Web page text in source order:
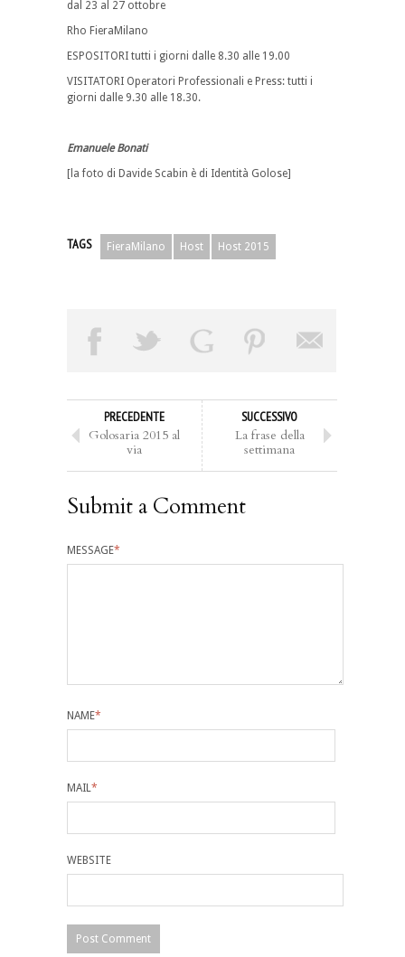
dal 23 al 27 ottobre
Rho FieraMilano
ESPOSITORI tutti i giorni dalle 8.30 alle 19.00
VISITATORI Operatori Professionali e Press: tutti i
giorni dalle 9.30 alle 18.30.
Emanuele Bonati
[la foto di Davide Scabin è di Identità Golose]
TAGS FieraMilano Host Host 2015
PRECEDENTE
Golosaria 2015 al
via
SUCCESSIVO
La frase della
settimana
Submit a Comment
MESSAGE*
NAME*
MAIL*
WEBSITE